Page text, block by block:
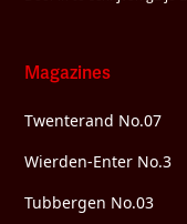
Magazines
Twenterand No.07
Wierden-Enter No.3
Tubbergen No.03